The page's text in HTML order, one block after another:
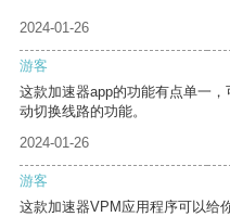
2024-01-26
游客
这款加速器app的功能有点单一
动切换线路的功能。
2024-01-26
游客
这款加速器VPM应用程序可以给